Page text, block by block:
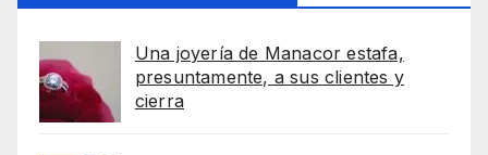
Una joyería de Manacor estafa,
presuntamente, a sus clientes y
cierra